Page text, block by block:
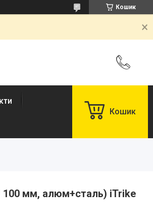
Кошик
Кошик
100 мм, алюм+сталь) iTrike